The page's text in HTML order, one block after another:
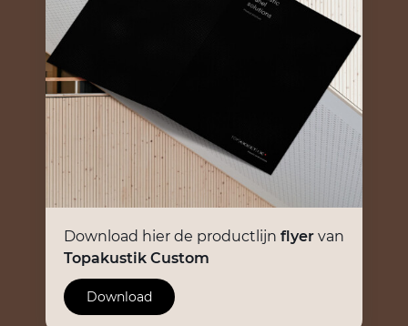
Download hier de productlijn flyer van
Topakustik Custom
Download